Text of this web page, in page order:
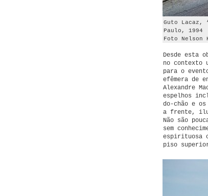
Guto Lacaz,
Paulo, 1994
Foto Nelson
Desde esta
no contexto
para o
efêmera de
Alexandre
espelhos
do-chão e
a frente,
Não são
sem
espirituosa
piso